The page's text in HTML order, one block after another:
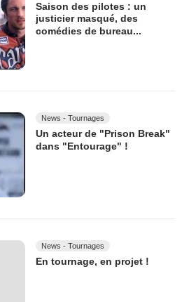
Saison des pilotes : un
justicier masqué, des
comédies de bureau...
News - Tournages
Un acteur de "Prison Break"
dans "Entourage" !
News - Tournages
En tournage, en projet !